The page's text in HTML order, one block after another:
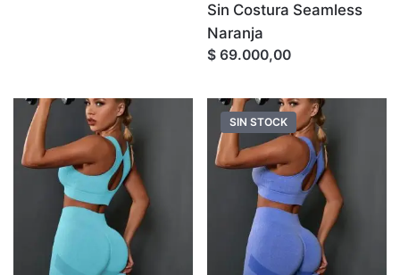
Sin Costura Seamless
Naranja
$ 69.000,00
SIN STOCK